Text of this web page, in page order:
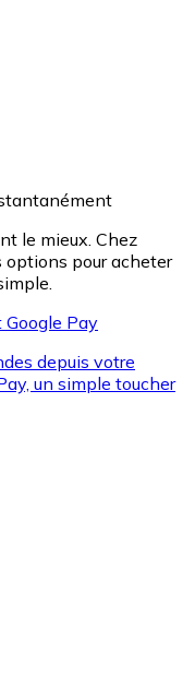
espèces et d'autres
le mieux. Chez
options pour acheter
Pay
depuis votre
un simple toucher